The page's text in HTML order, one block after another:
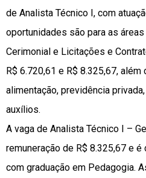
de Analista Técnico I, com
oportunidades são para as
Cerimonial e Licitações e
R$ 6.720,61 e R$ 8.325,67,
alimentação, previdência
auxílios.
A vaga de Analista Técnico I –
remuneração de R$ 8.325,67 e
com graduação em Pedagogia.